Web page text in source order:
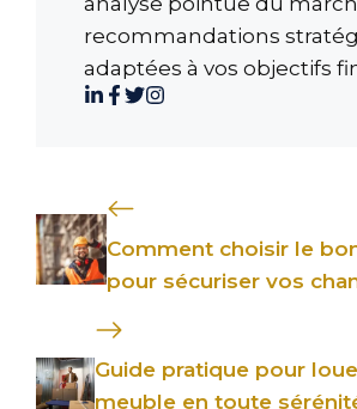
recommandations
adaptées à vos objectifs
Comment choisir le
pour sécuriser vos
Guide pratique pour
meuble en toute